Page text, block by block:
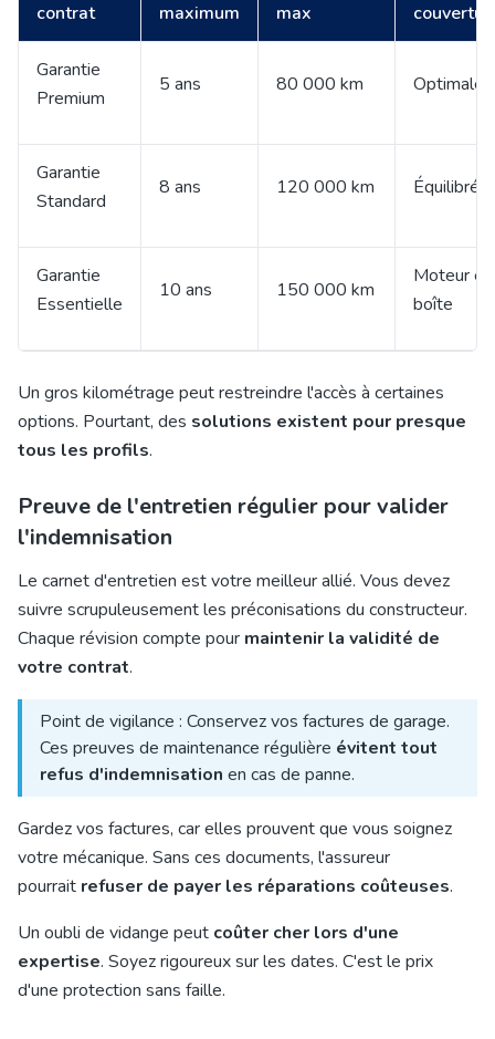
contrat
maximum
max
Garantie
Premium
5 ans 80 000 km Optimale
Garantie
Standard
8 ans 120 000 km Équilibrée
Garantie
Essentielle
10 ans 150 000 km
Moteur et
boîte
Un gros kilométrage peut restreindre l'accès à certaines
options. Pourtant, des solutions existent pour presque
tous les profils.
Preuve de l'entretien régulier pour valider
l'indemnisation
Le carnet d'entretien est votre meilleur allié. Vous devez
suivre scrupuleusement les préconisations du constructeur.
Chaque révision compte pour maintenir la validité de
votre contrat.
Point de vigilance : Conservez vos factures de garage.
Ces preuves de maintenance régulière évitent tout
refus d'indemnisation en cas de panne.
Gardez vos factures, car elles prouvent que vous soignez
votre mécanique. Sans ces documents, l'assureur
pourrait refuser de payer les réparations coûteuses.
Un oubli de vidange peut coûter cher lors d'une
expertise. Soyez rigoureux sur les dates. C'est le prix
d'une protection sans faille.